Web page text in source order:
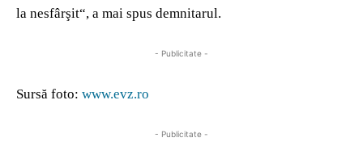
la nesfârşit“, a mai spus demnitarul.
- Publicitate -
Sursă foto: www.evz.ro
- Publicitate -